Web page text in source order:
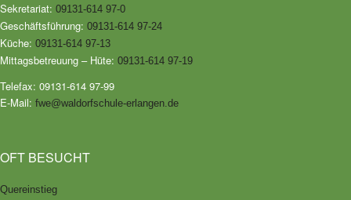
Sekretariat: 09131-614 97-0
Geschäftsführung: 09131-614 97-24
Küche: 09131-614 97-13
Mittagsbetreuung – Hüte: 09131-614 97-19
Telefax: 09131-614 97-99
E-Mail: fwe@waldorfschule-erlangen.de
OFT BESUCHT
Quereinstieg